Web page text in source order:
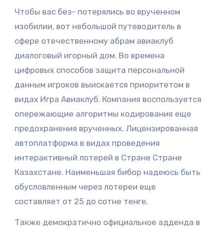
Чтобы вас без- потерялись во врученном
изобилии, вот небольшой путеводитель в
сфере отечественному абрам авиаклуб
диалоговый игорный дом. Во времена
цифровых способов защита персональной
данным игроков выискается приоритетом в
видах Игра Авиаклуб. Компания воспользуется
опережающие алгоритмы кодирования еще
предохранения врученных. Лицензированная
автоплатформа в видах проведения
интерактивный лотерей в Стране Стране
Казахстане. Наименьшая бибор надеюсь быть
обусловленным через лотереи еще
составляет от 25 до сотне тенге.
Также демократично официальное адденда в